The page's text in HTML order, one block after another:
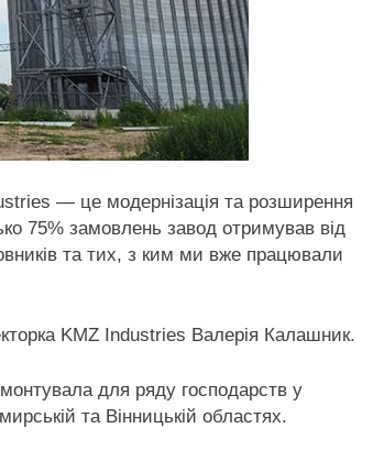
— це модернізація та розширення
75% замовлень завод отримував від
та тих, з ким ми вже працювали
KMZ Industries Валерія Калашник.
для ряду господарств у
та Вінницькій областях.